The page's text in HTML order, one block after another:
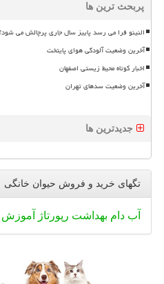
پربحث ترین ها
النینو فرا می رسد پاییز سال جاری پرچالش می
آخرین وضعیت آلودگی هوای پایتخت
اخبار کوتاه محیط زیستی اصفهان
آخرین وضعیت سدهای تهران
جدیدترین ها
تگهای خرید و فروش حیوان خانگی
آب دام بهداشت رپورتاژ آموزش